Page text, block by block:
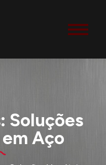
Soluções
Aço